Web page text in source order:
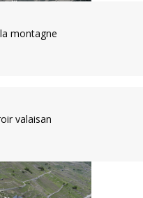
montagne
valaisan